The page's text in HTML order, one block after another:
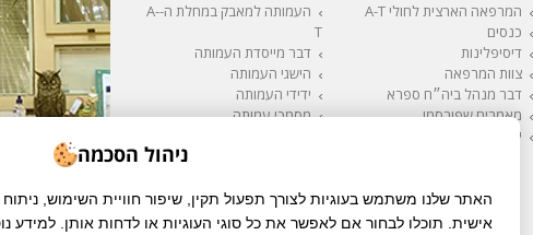
המרפאה הארצית לחולי A-T
כנסים
דיסיפלינות
צוות המרפאה
דבר מנהל ביה״ח ספרא
מאמרים שפורסמו
יצירת קשר
העמותה למאבק במחלת ה-A-
T
דבר מייסדת העמותה
הישגי העמותה
ידידי העמותה
מסמכי עמותה
ניהול הסכמה
האתר שלנו משתמש בעוגיות לצורך תפעול תקין, שיפור חוויית השימוש,
אישית. תוכלו לבחור אם לאפשר את כל סוגי העוגיות או לדחות אותן. למידע